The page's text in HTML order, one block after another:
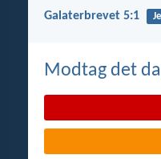
Galaterbrevet 5:1
Modtag det